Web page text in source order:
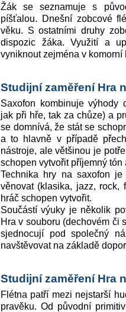
Žák se seznamuje s
píšťalou. Dnešní zobcové
věku. S ostatními druhy
dispozic žáka. Využití a
vyniknout zejména v komorní
Studijní zaměření Hra
Saxofon kombinuje výhody
jak při hře, tak za chůze) a
se domnívá, že stát se
a to hlavně v případě
nástroje, ale většinou je
schopen vytvořit příjemný
Technika hry na saxofon
věnovat (klasika, jazz, rock,
hráč schopen vytvořit.
Součástí výuky je několik
Hra v souboru (dechovém či
sjednocují pod společný
navštěvovat na základě
Studijní zaměření Hra
Flétna patří mezi nejstarší
pravěku. Od původní